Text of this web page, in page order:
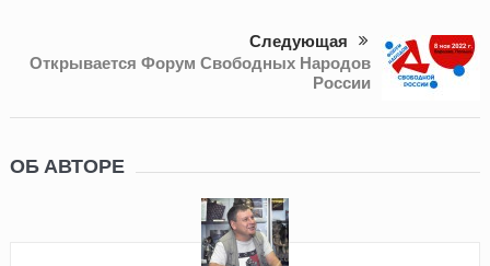
Следующая
Открывается Форум Свободных Народов
России
ОБ АВТОРЕ